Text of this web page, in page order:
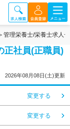
管理栄養士/栄養士求人
正社員(正職員)
2026年08月08日(土)更新
変更する
変更する